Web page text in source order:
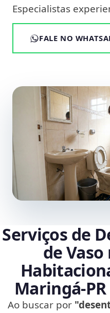
Especialistas
FALE NO
Serviços de
de
Ao buscar por